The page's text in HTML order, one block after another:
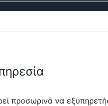
προσωρινά να